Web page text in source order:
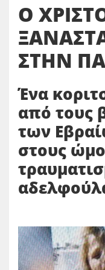
Ο
ΣΤΗΝ
Ένα
από τους
των
στους